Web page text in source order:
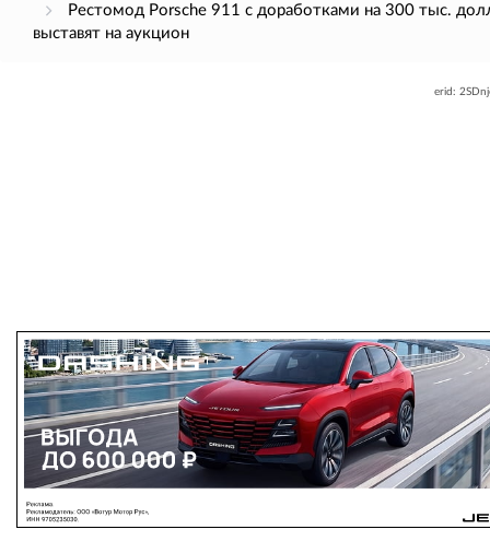
Рестомод Porsche 911 с доработками на 300 тыс.
выставят на аукцион
erid: